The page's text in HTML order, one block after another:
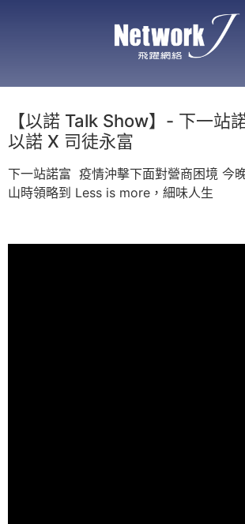
【以諾 Talk Show】- 下一站
以諾 X 司徒永富
下一站諾富 疫情沖擊下面對營商困境 今
山時領略到 Less is more，細味人生